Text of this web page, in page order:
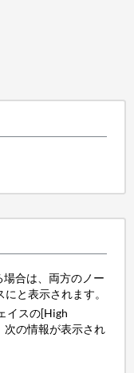
合は、両方のノー
と表示されます。
イスの[High
の情報が表示され